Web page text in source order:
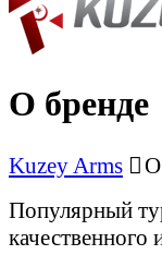
О бренде
Kuzey Arms
О
Популярный